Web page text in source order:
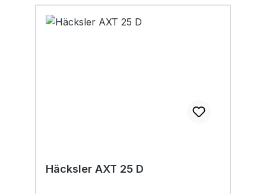
Kartonschachtel
Häcksler AXT 25 D